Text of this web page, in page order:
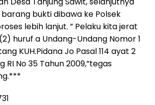
bukti dibawa ke Polsek
lebih lanjut. ” Pelaku kita jerat
huruf a Undang-Undang Nomor 1
KUH.Pidana Jo Pasal 114 ayat 2
RI No 35 Tahun 2009,”tegas